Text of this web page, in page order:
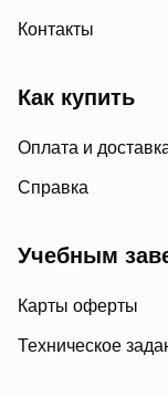
Контакты
Как купить
Оплата и
Справка
Учебным
Карты оферты
Техническое